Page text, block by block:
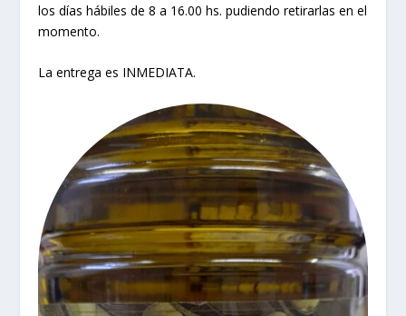
los días hábiles de 8 a 16.00 hs. pudiendo retirarlas en el
momento.
La entrega es INMEDIATA.